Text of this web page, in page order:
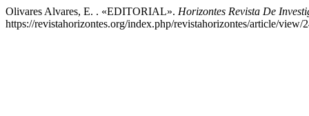
Olivares Alvares, E. . «EDITORIAL». Horizontes Revista De
https://revistahorizontes.org/index.php/revistahorizontes/article/view/